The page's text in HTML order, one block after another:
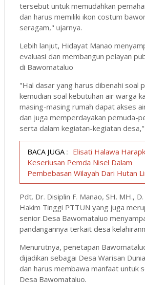
tersebut untuk memudahkan
dan harus memiliki ikon costum
seragam," ujarnya.
Lebih lanjut, Hidayat Manao
evaluasi dan membangun pelayan
di Bawomataluo
"Hal dasar yang harus dibenahi soal
kemudian soal kebutuhan air warga
masing-masing rumah dapat akses
dan juga memperdayakan pemuda-
serta dalam kegiatan-kegiatan
BACA JUGA : Elisati Halawa
Keseriusan Pemda Nisel Dalam
Pembebasan Wilayah Dari Hutan
Pdt. Dr. Disiplin F. Manao, SH. MH.,
Hakim Tinggi PTTUN yang juga
senior Desa Bawomataluo
pandangannya terkait desa
Menurutnya, penetapan
dijadikan sebagai Desa Warisan
dan harus membawa manfaat untuk
Desa Bawomataluo.